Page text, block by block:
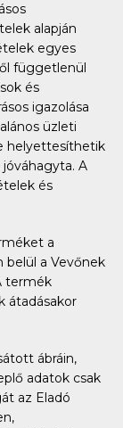
alapján
egyes
függetlenül
és
igazolása
üzleti
helyettesíthetik
A
és
a
belül a Vevőnek
termék
átadásakor
ábráin,
adatok csak
az Eladó